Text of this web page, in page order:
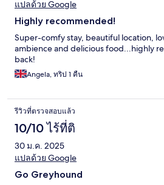
แปลด้วย Google
Highly recommended!
Super-comfy stay, beautiful location,
ambience and delicious food...highly
back!
Angela, ทริป 1 คืน
รีวิวที่ตรวจสอบแล้ว
10/10 ไร้ที่ติ
30 ม.ค. 2025
แปลด้วย Google
Go Greyhound